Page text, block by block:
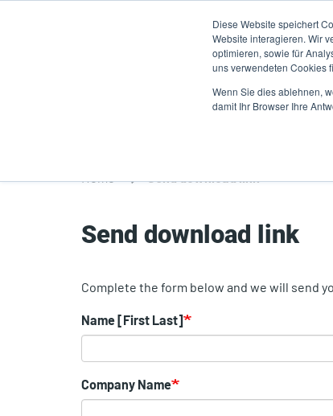
Diese Website speichert
Website interagieren. Wir
optimieren, sowie für
uns verwendeten Cookies
Wenn Sie dies ablehnen,
damit Ihr Browser Ihre
Home Send download link
Send download link
Complete the form below and we will send
Name [First Last]
Company Name